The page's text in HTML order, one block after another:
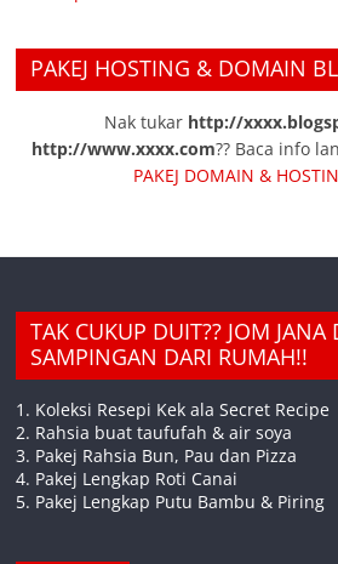
PAKEJ HOSTING & DOMAIN
Nak tukar http://
http://www.xxxx.com?? Baca info
PAKEJ DOMAIN &
TAK CUKUP DUIT?? JOM JANA
SAMPINGAN DARI RUMAH!!
1. Koleksi Resepi Kek ala Secret Recipe
2. Rahsia buat taufufah & air soya
3. Pakej Rahsia Bun, Pau dan Pizza
4. Pakej Lengkap Roti Canai
5. Pakej Lengkap Putu Bambu & Piring